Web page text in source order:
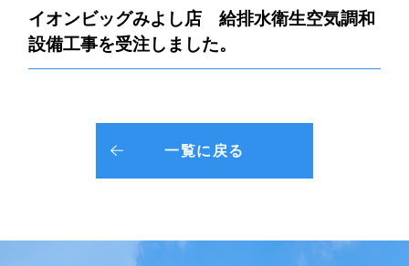
イオンビッグみよし店 給排水衛生空気調和
設備工事を受注しました。
一覧に戻る